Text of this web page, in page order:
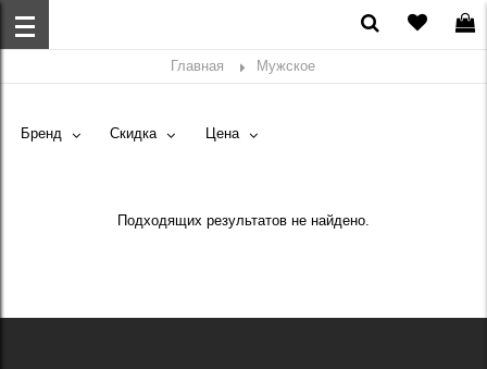
Главная Мужское
Бренд Скидка Цена
Подходящих результатов не найдено.